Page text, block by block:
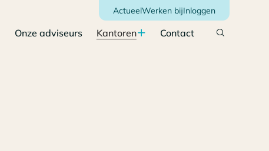
Inloggen
Werken bij
Actueel
Contact
Kantoren
Onze adviseurs